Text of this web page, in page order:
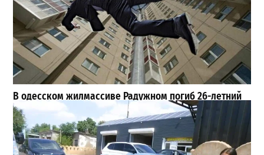
В одесском жилмассиве Радужном погиб 26-летний
мужчина: что известно
27-07-2026 в 13:47